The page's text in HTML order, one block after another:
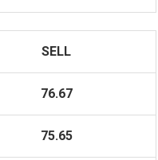
SELL
76.67
75.65